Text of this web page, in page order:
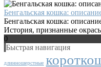
Бенгальская кошка:
Бенгальская кошка:
История, признанные
0
Быстрая навигация
длинношерстные